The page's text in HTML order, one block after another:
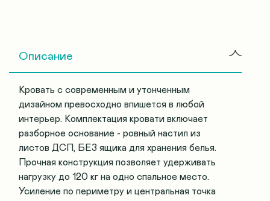
Описание
Кровать с современным и утонченным
дизайном превосходно впишется в любой
интерьер. Комплектация кровати включает
разборное основание - ровный настил из
листов ДСП, БЕЗ ящика для хранения белья.
Прочная конструкция позволяет удерживать
нагрузку до 120 кг на одно спальное место.
Усиление по периметру и центральная точка